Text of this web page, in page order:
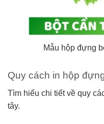
Mẫu hộp đựng
Quy cách in hộp
Tìm hiểu chi tiết về quy
tây.